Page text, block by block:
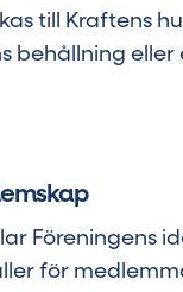
till Kraftens
behållning
Föreningens
för